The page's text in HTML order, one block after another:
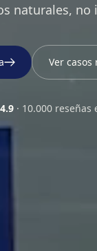
naturales, no
Ver casos
4.9 · 10.000 reseñas